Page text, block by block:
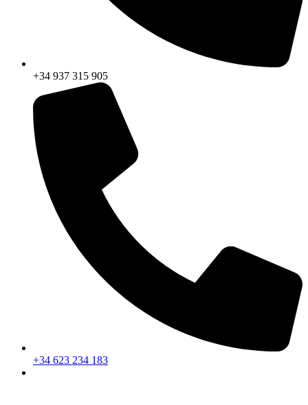
+34 937 315 905
+34 623 234 183